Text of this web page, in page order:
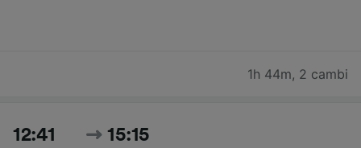
1h 44m, 2 cambi
12:41 15:15